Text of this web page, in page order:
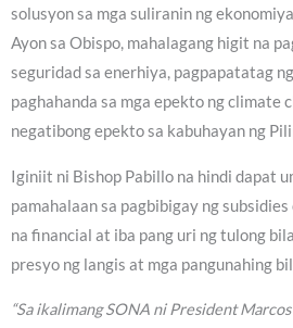
solusyon sa mga suliranin ng
Ayon sa Obispo, mahalagang higit na
seguridad sa enerhiya, pagpapatatag
paghahanda sa mga epekto ng climate
negatibong epekto sa kabuhayan ng
Iginiit ni Bishop Pabillo na hindi dapat
pamahalaan sa pagbibigay ng
na financial at iba pang uri ng tulong
presyo ng langis at mga pangunahing
“Sa ikalimang SONA ni President Marcos